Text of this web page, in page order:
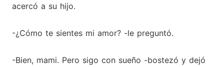
acercó a su hijo.
-¿Cómo te sientes mi amor? -le preguntó.
-Bien, mami. Pero sigo con sueño -bostezó y dejó